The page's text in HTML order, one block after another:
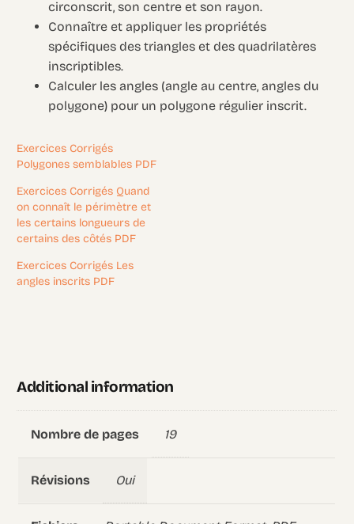
circonscrit, son centre et son rayon.
Connaître et appliquer les propriétés
spécifiques des triangles et des quadrilatères
inscriptibles.
Calculer les angles (angle au centre, angles du
polygone) pour un polygone régulier inscrit.
Exercices Corrigés
Polygones semblables PDF
Exercices Corrigés Quand
on connaît le périmètre et
les certains longueurs de
certains des côtés PDF
Exercices Corrigés Les
angles inscrits PDF
Additional information
Nombre de pages 19
Révisions Oui